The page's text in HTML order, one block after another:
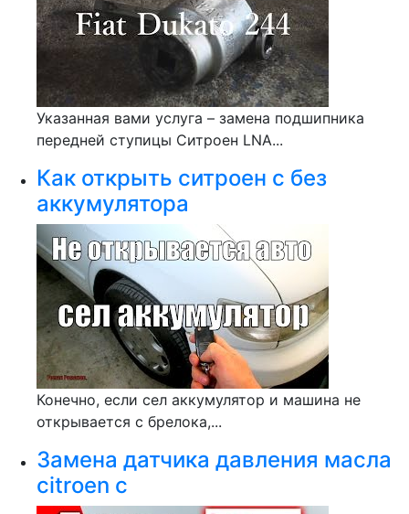
Указанная вами услуга – замена подшипника
передней ступицы Ситроен LNA...
Как открыть ситроен с без
аккумулятора
Конечно, если сел аккумулятор и машина не
открывается с брелока,...
Замена датчика давления масла
citroen c